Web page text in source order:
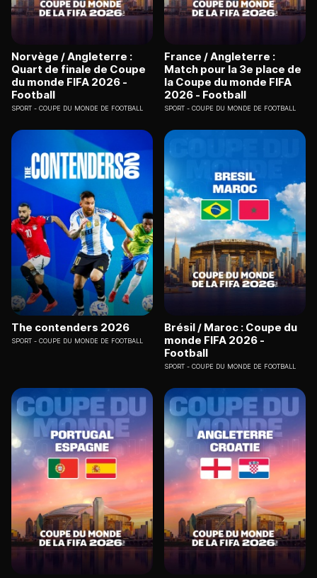
Norvège / Angleterre :
Quart de finale de Coupe
du monde FIFA 2026 -
Football
SPORT COUPE DU MONDE DE FOOTBALL
France / Angleterre :
Match pour la 3e place de
la Coupe du monde FIFA
2026 - Football
SPORT COUPE DU MONDE DE FOOTBALL
The contenders 2026
SPORT COUPE DU MONDE DE FOOTBALL
Brésil / Maroc : Coupe du
monde FIFA 2026 -
Football
SPORT COUPE DU MONDE DE FOOTBALL